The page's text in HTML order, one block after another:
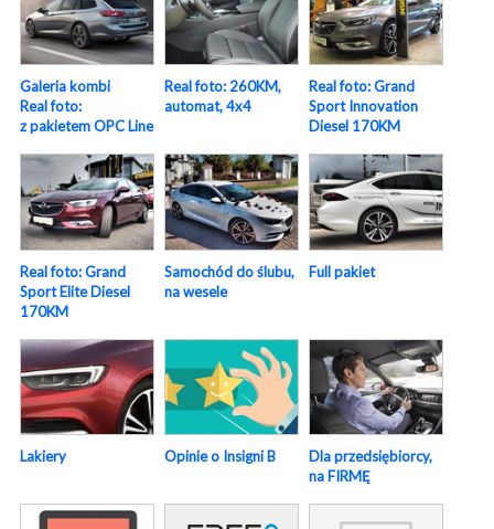
Galeria kombi
Real foto:
z pakietem OPC Line
Real foto: 260KM,
automat, 4x4
Real foto: Grand
Sport Innovation
Diesel 170KM
Real foto: Grand
Sport Elite Diesel
170KM
Samochód do ślubu,
na wesele
Full pakiet
Lakiery Opinie o Insigni B
Dla przedsiębiorcy,
na FIRMĘ